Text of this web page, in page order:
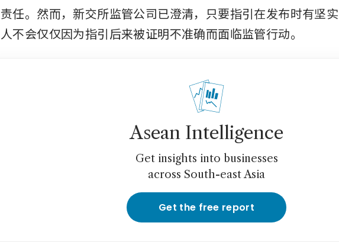
责任。然而，新交所监管公司已澄清，只要指引在发布时有坚
人不会仅仅因为指引后来被证明不准确而面临监管行动。
Asean Intelligence
Get insights into businesses
across South-east Asia
Get the free report